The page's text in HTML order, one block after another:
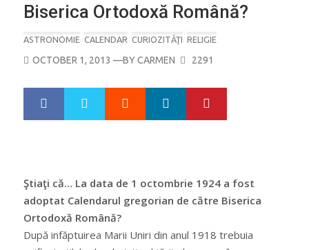
Biserica Ortodoxă Română?
ASTRONOMIE CALENDAR CURIOZITĂŢI RELIGIE
POSTED
OCTOBER 1, 2013 —BYCARMEN 2291
Google+ LinkedIn
Ştiaţi că… La data de 1 octombrie 1924 a fost
adoptat Calendarul gregorian de către Biserica
Ortodoxă Română?
După infăptuirea Marii Uniri din anul 1918 trebuia